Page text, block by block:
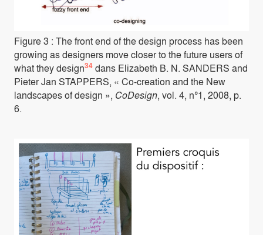
Figure 3 : The front end of the design process has been
growing as designers move closer to the future users of
what they design34 dans Elizabeth B. N. SANDERS and
Pieter Jan STAPPERS, « Co-creation and the New
landscapes of design », CoDesign, vol. 4, n°1, 2008, p.
6.